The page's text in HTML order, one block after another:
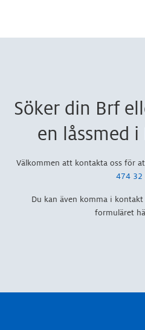
Söker din Brf
en låssmed
Välkommen att kontakta oss för
474 32
Du kan även komma i
formuläret